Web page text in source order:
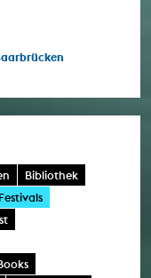
Bibliothek
Festivals